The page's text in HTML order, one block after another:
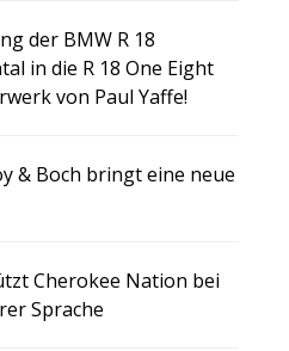
der BMW R 18
in die R 18 One Eight
von Paul Yaffe!
& Boch bringt eine neue
Cherokee Nation bei
Sprache